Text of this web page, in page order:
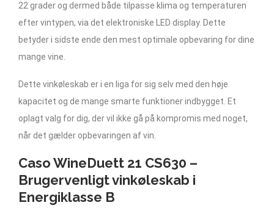
22 grader og dermed både tilpasse klima og temperaturen
efter vintypen, via det elektroniske LED display. Dette
betyder i sidste ende den mest optimale opbevaring for dine
mange vine.
Dette vinkøleskab er i en liga for sig selv med den høje
kapacitet og de mange smarte funktioner indbygget. Et
oplagt valg for dig, der vil ikke gå på kompromis med noget,
når det gælder opbevaringen af vin.
Caso WineDuett 21 CS630 –
Brugervenligt vinkøleskab i
Energiklasse B